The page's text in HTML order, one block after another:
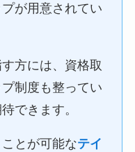
が用意されてい
方には、資格取
制度も整ってい
できます。
とが可能なテイ